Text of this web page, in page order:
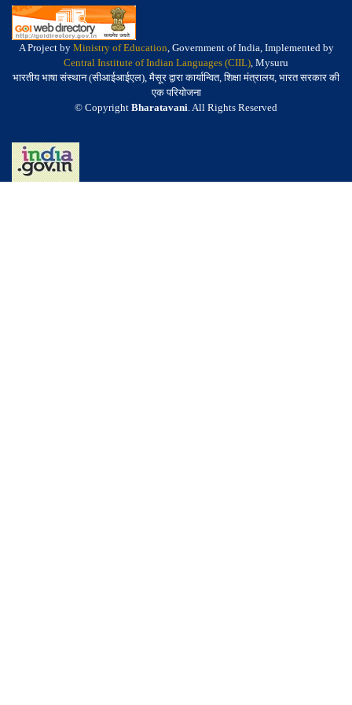
A Project by Ministry of Education, Government of India, Implemented by
Central Institute of Indian Languages (CIIL), Mysuru
भारतीय भाषा संस्थान (सीआईआईएल), मैसूर द्वारा कार्यान्वित, शिक्षा मंत्रालय, भारत सरकार की
एक परियोजना
© Copyright Bharatavani. All Rights Reserved